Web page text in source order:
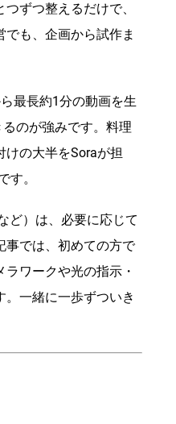
ずつ整えるだけで、
も、企画から試作ま
最長約1分の動画を生
のが強みです。料理
の大半をSoraが担
す。
ど）は、必要に応じて
事では、初めての方で
ワークや光の指示・
一緒に一歩ずついき